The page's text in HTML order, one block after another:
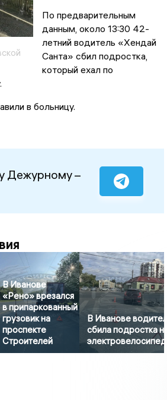
По предварительным
данным, около 13:30 42-
летний водитель «Хендай
Санта» сбил подростка,
который ехал по
в больницу.
Дежурному –
В Иванове
«Рено» врезался
в припаркованный
грузовик на
проспекте
Строителей
В Иванове водитель
сбила подростка на
электровелосипеде